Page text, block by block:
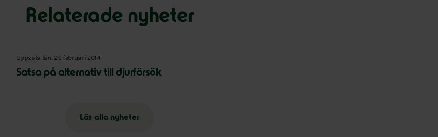
Relaterade nyheter
Uppsala län, 25 februari 2014
Satsa på alternativ till djurförsök
Läs alla nyheter